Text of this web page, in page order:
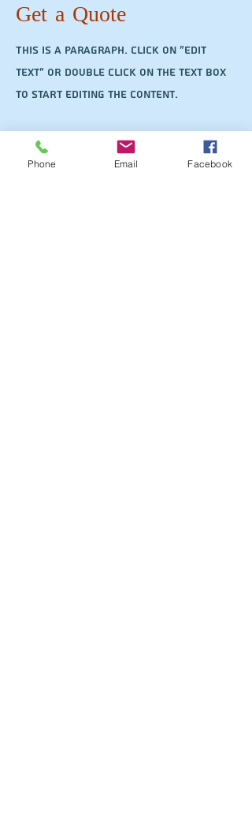
Get a Quote
This is a Paragraph. Click on "Edit
Text" or double click on the text box
to start editing the content.
First Name
Phone Email Facebook